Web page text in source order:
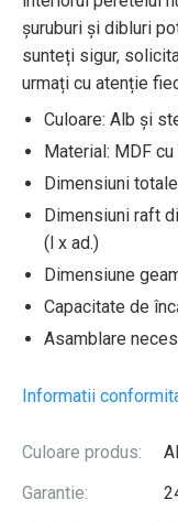
șuruburi și dibluri
sunteți sigur,
urmați cu atenție
Culoare: Alb și
Material: MDF
Dimensiuni
Dimensiuni raft
(l x ad.)
Dimensiune
Capacitate de
Asamblare
Informatii
Culoare produs:
Garantie: